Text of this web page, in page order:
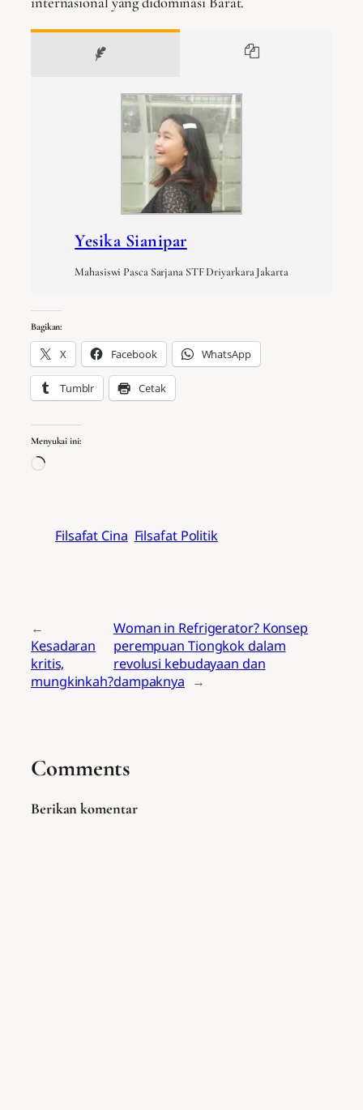
Yesika Sianipar
Mahasiswi Pasca Sarjana STF Driyarkara Jakarta
Bagikan:
X Facebook WhatsApp
Tumblr Cetak
Menyukai ini:
Memuat…
Filsafat Cina Filsafat Politik
←
Kesadaran
kritis,
mungkinkah?
Woman in Refrigerator? Konsep
perempuan Tiongkok dalam
revolusi kebudayaan dan
dampaknya →
Comments
Berikan komentar